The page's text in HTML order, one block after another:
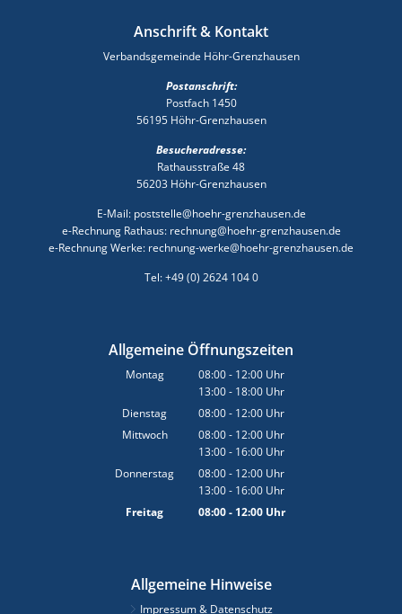
Anschrift & Kontakt
Verbandsgemeinde Höhr-Grenzhausen
Postanschrift:
Postfach 1450
56195 Höhr-Grenzhausen
Besucheradresse:
Rathausstraße 48
56203 Höhr-Grenzhausen
E-Mail: poststelle@hoehr-grenzhausen.de
e-Rechnung Rathaus: rechnung@hoehr-grenzhausen.de
e-Rechnung Werke: rechnung-werke@hoehr-grenzhausen.de
Tel: +49 (0) 2624 104 0
Allgemeine Öffnungszeiten
Montag 08:00- 12:00 Uhr
Von 08:00 bis 12:00 Uhr
13:00- 18:00 Uhr
Von 13:00 bis 18:00 Uhr
Dienstag 08:00- 12:00 Uhr
Von 08:00 bis 12:00 Uhr
Mittwoch 08:00- 12:00 Uhr
Von 08:00 bis 12:00 Uhr
13:00- 16:00 Uhr
Von 13:00 bis 16:00 Uhr
Donnerstag 08:00- 12:00 Uhr
Von 08:00 bis 12:00 Uhr
13:00- 16:00 Uhr
Von 13:00 bis 16:00 Uhr
Freitag 08:00- 12:00Uhr
Allgemeine Hinweise
Impressum & Datenschutz